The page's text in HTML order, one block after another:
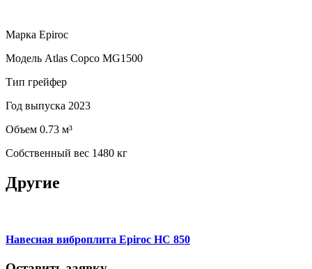
Марка Epiroc
Модель Atlas Copco MG1500
Тип грейфер
Год выпуска 2023
Объем 0.73 м³
Собственный вес 1480 кг
Другие
Навесная виброплита Epiroc HC 850